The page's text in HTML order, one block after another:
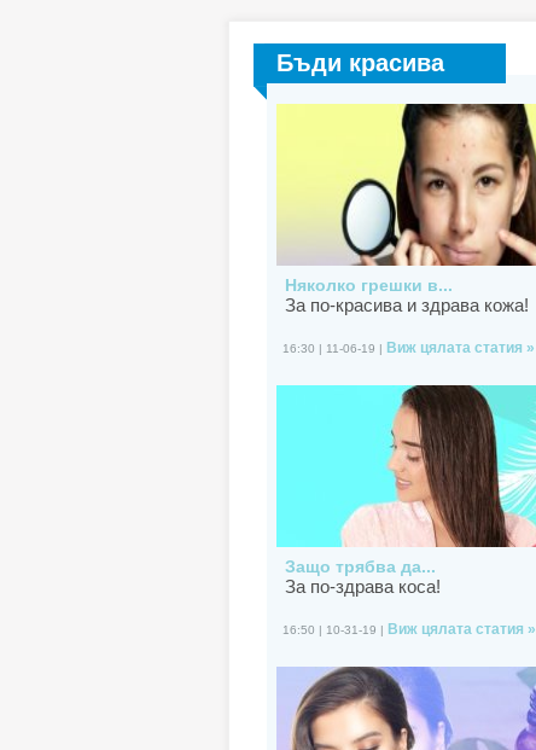
Бъди красива
Няколко грешки в...
За по-красива и здрава кожа!
16:30 | 11-06-19 | Виж цялата статия »
Защо трябва да...
За по-здрава коса!
16:50 | 10-31-19 | Виж цялата статия »